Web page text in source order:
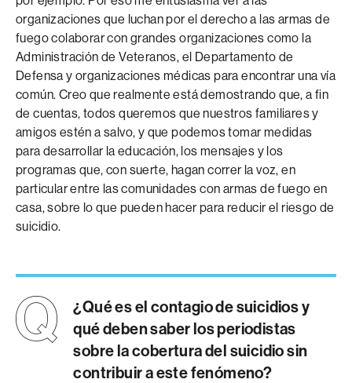
organizaciones que luchan por el derecho a las armas de
fuego colaborar con grandes organizaciones como la
Administración de Veteranos, el Departamento de
Defensa y organizaciones médicas para encontrar una vía
común. Creo que realmente está demostrando que, a fin
de cuentas, todos queremos que nuestros familiares y
amigos estén a salvo, y que podemos tomar medidas
para desarrollar la educación, los mensajes y los
programas que, con suerte, hagan correr la voz, en
particular entre las comunidades con armas de fuego en
casa, sobre lo que pueden hacer para reducir el riesgo de
suicidio.
¿Qué es el contagio de suicidios y
qué deben saber los periodistas
sobre la cobertura del suicidio sin
contribuir a este fenómeno?